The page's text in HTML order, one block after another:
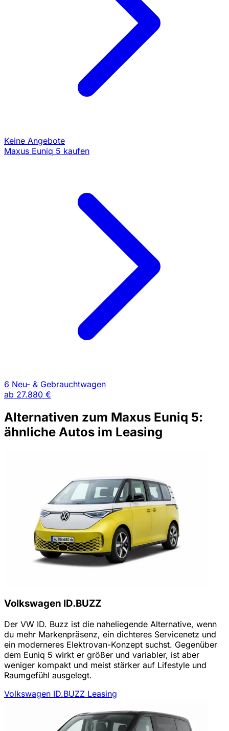
Keine Angebote
Maxus Euniq 5 kaufen
6 Neu- & Gebrauchtwagen
ab 27.880 €
Alternativen zum Maxus Euniq 5:
ähnliche Autos im Leasing
Volkswagen ID.BUZZ
Der VW ID. Buzz ist die naheliegende Alternative, wenn
du mehr Markenpräsenz, ein dichteres Servicenetz und
ein moderneres Elektrovan-Konzept suchst. Gegenüber
dem Euniq 5 wirkt er größer und variabler, ist aber
weniger kompakt und meist stärker auf Lifestyle und
Raumgefühl ausgelegt.
Volkswagen ID.BUZZ Leasing